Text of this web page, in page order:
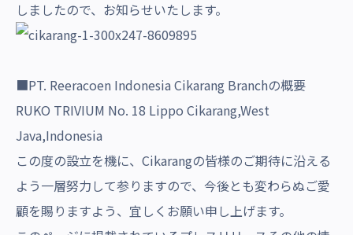
しましたので、お知らせいたします。
■PT. Reeracoen Indonesia Cikarang Branchの概要
RUKO TRIVIUM No. 18 Lippo Cikarang,West
Java,Indonesia
この度の設立を機に、Cikarangの皆様のご期待に沿える
よう一層努力して参りますので、今後とも変わらぬご愛
顧を賜りますよう、宜しくお願い申し上げます。